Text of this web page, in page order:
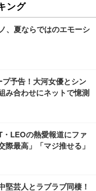
ング
、夏ならではのエモーシ
プ予告！大河女優とシン
み合わせにネットで憶測
LEOの熱愛報道にファ
際最高」「マジ推せる」
堅芸人とラブラブ同棲！